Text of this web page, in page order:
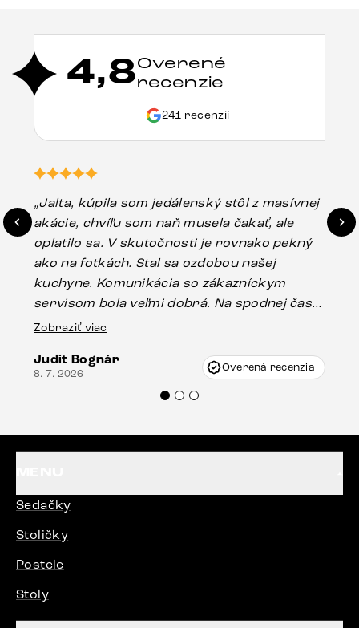
4,8Overené
recenzie
241 recenzií
„Jalta, kúpila som jedálenský stôl z masívnej
akácie, chvíľu som naň musela čakať, ale
oplatilo sa. V skutočnosti je rovnako pekný
ako na fotkách. Stal sa ozdobou našej
kuchyne. Komunikácia so zákazníckym
servisom bola veľmi dobrá. Na spodnej časti
stola bolo malé poškodenie, pravdepodobne
Vincze pri riešení mojej záležitosti pristúpili
veľmi korektne. Odporúčam produkty Delife
Zobraziť viac
Judit Bognár
8. 7. 2026 Overená recenzia
Sedačky
Stoličky
Postele
Stoly